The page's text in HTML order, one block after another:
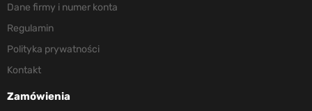
Dane firmy i numer konta
Regulamin
Polityka prywatności
Kontakt
Zamówienia